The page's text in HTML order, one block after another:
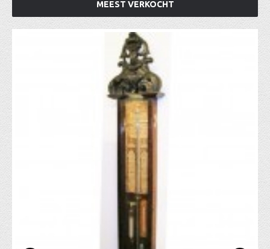
MEEST VERKOCHT